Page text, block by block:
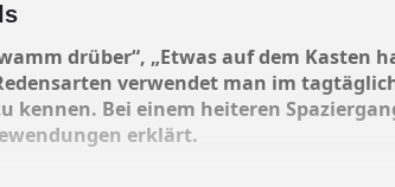
drüber“, „Etwas auf dem Kasten
verwendet man im
kennen. Bei einem heiteren
erklärt.